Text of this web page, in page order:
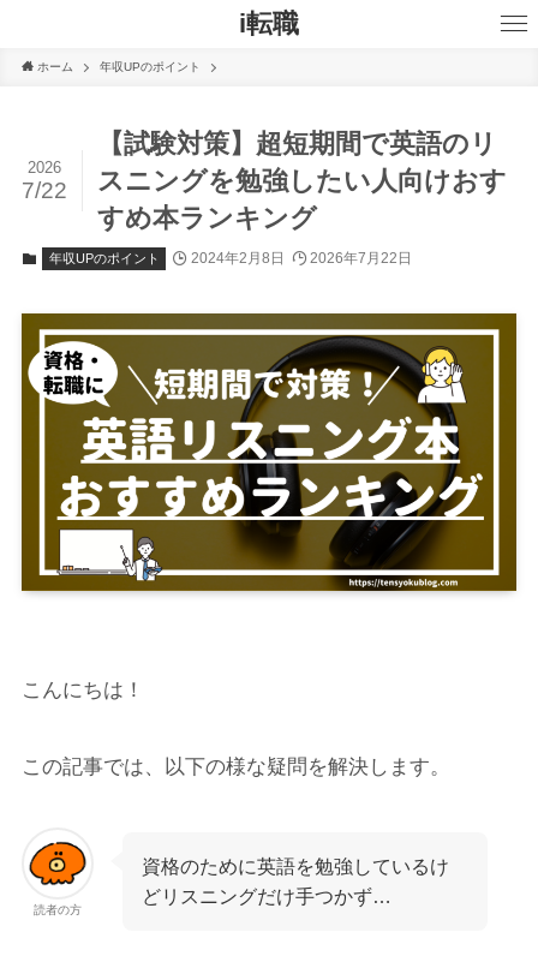
i転職
ホーム 年収UPのポイント
【試験対策】超短期間で英語のリ
スニングを勉強したい人向けおす
すめ本ランキング
2026
7/22
年収UPのポイント 2024年2月8日 2026年7月22日
こんにちは！
この記事では、以下の様な疑問を解決します。
読者の方
資格のために英語を勉強しているけ
どリスニングだけ手つかず…